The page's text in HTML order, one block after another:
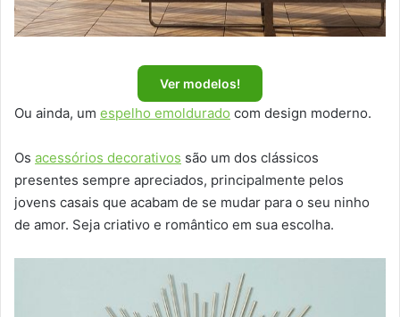
Ver modelos!
Ou ainda, um espelho emoldurado com design moderno.
Os acessórios decorativos são um dos clássicos
presentes sempre apreciados, principalmente pelos
jovens casais que acabam de se mudar para o seu ninho
de amor. Seja criativo e romântico em sua escolha.